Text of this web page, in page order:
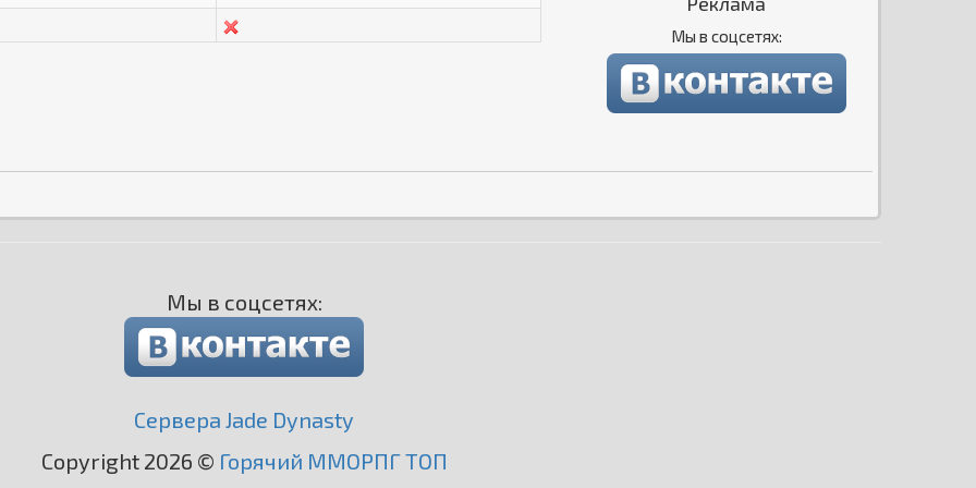
Мы в соцсетях:
Мы в соцсетях:
Сервера Jade Dynasty
Copyright 2026 © Горячий ММОРПГ ТОП